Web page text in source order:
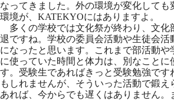
なってきました。外の環境が変化しても
環境が、KATEKYOにはありますよ。
多くの学校では文化祭が終わり、文化
退ですね。学校の委員会活動や生徒会活
になったと思います。これまで部活動や
に使っていた時間と体力は、別なことに
す。受験生であればきっと受験勉強です
もしれませんが、そういった活動で鍛
あれば、今からでも遅くはありません。